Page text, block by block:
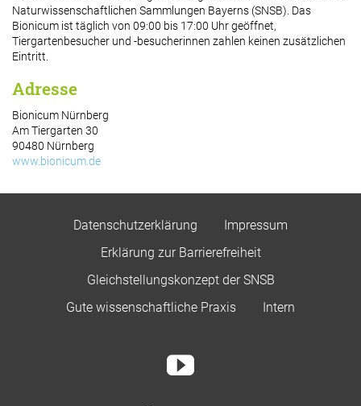
Naturwissenschaftlichen Sammlungen Bayerns (SNSB). Das
Bionicum ist täglich von 09:00 bis 17:00 Uhr geöffnet,
Tiergartenbesucher und -besucherinnen zahlen keinen zusätzlichen
Eintritt.
Adresse
Bionicum Nürnberg
Am Tiergarten 30
90480 Nürnberg
www.bionicum.de
Datenschutzerklärung
Impressum
Erklärung zur Barrierefreiheit
Gleichstellungskonzept der SNSB
Gute wissenschaftliche Praxis
Intern